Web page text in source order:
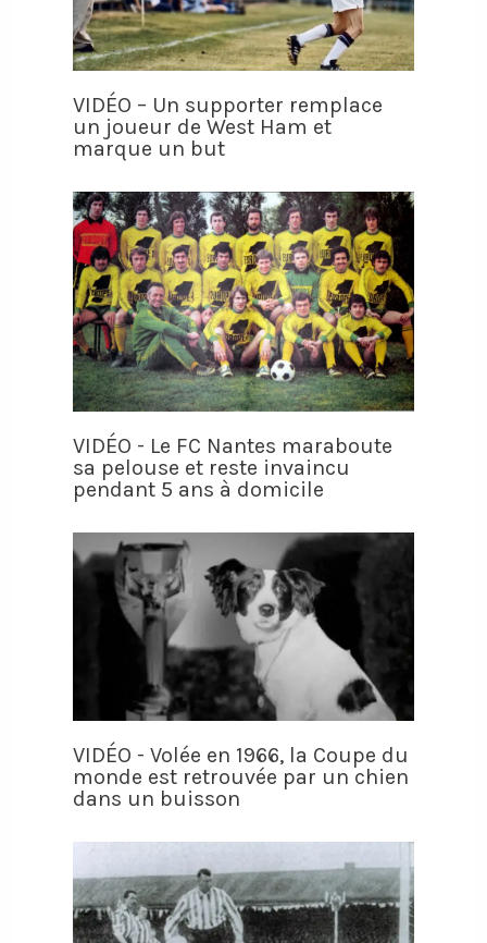
VIDÉO – Un supporter remplace
un joueur de West Ham et
marque un but
VIDÉO - Le FC Nantes maraboute
sa pelouse et reste invaincu
pendant 5 ans à domicile
VIDÉO - Volée en 1966, la Coupe du
monde est retrouvée par un chien
dans un buisson